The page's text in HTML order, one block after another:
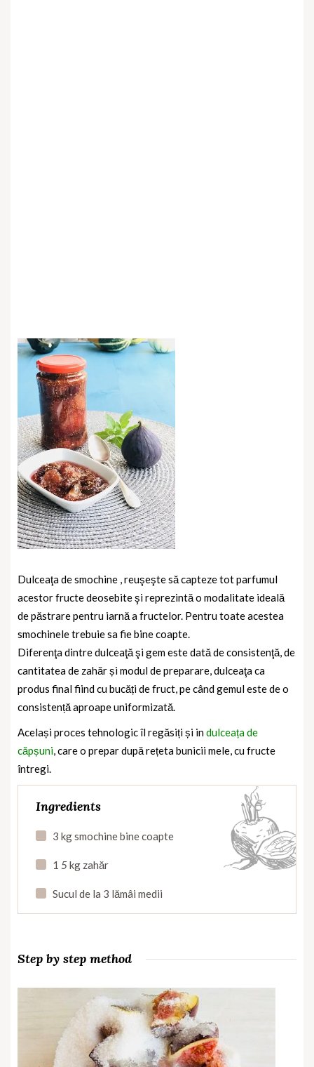
Dulceaţa de smochine , reuşeşte să capteze tot parfumul
acestor fructe deosebite şi reprezintă o modalitate ideală
de păstrare pentru iarnă a fructelor. Pentru toate acestea
smochinele trebuie sa fie bine coapte.
Diferenţa dintre dulceaţă şi gem este dată de consistenţă, de
cantitatea de zahăr și modul de preparare, dulceaţa ca
produs final fiind cu bucăți de fruct, pe când gemul este de o
consistență aproape uniformizată.
Același proces tehnologic îl regăsiți și indulceața de
căpșuni, care o prepar după rețeta bunicii mele, cu fructe
întregi.
Ingredients
3 kg smochine bine coapte
1 5 kg zahăr
Sucul de la 3 lămâi medii
Step by step method